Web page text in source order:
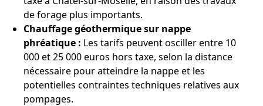
de forage plus importants.
Chauffage géothermique sur nappe
phréatique : Les tarifs peuvent osciller entre 10
000 et 25 000 euros hors taxe, selon la distance
nécessaire pour atteindre la nappe et les
potentielles contraintes techniques relatives aux
pompages.